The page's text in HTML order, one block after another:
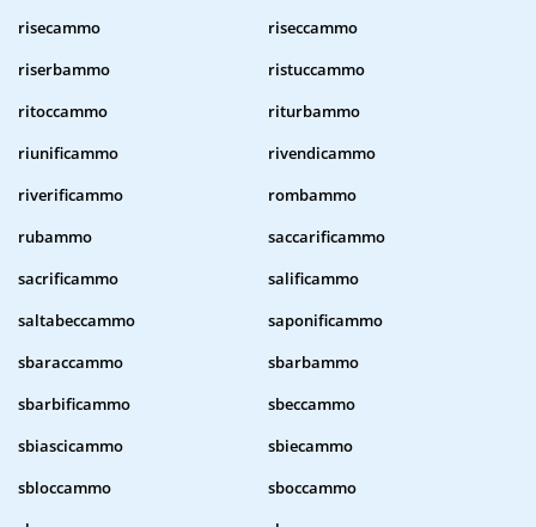
risecammo
riseccammo
riserbammo
ristuccammo
ritoccammo
riturbammo
riunificammo
rivendicammo
riverificammo
rombammo
rubammo
saccarificammo
sacrificammo
salificammo
saltabeccammo
saponificammo
sbaraccammo
sbarbammo
sbarbificammo
sbeccammo
sbiascicammo
sbiecammo
sbloccammo
sboccammo